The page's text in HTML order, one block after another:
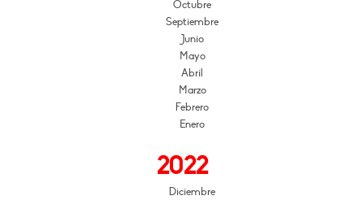
Octubre
Septiembre
Junio
Mayo
Abril
Marzo
Febrero
Enero
2022
Diciembre